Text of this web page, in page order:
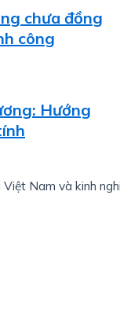
chưa đồng
công
Hướng